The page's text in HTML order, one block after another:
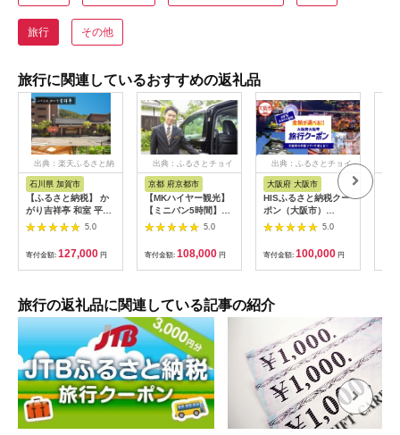
旅行 その他
旅行に関連しているおすすめの返礼品
出典：楽天ふるさと納
石川県 加賀市
【ふるさと納税】 か
がり吉祥亭 和室 平日
限定 ペア宿泊券 1泊2
食付 2名 ペア 食事付
温泉 宿泊券 旅行 トラ
ベル 宿泊 宿泊施設 宿
レジャー F6P-0991
5.0
寄付金額: 127,000 円
出典：ふるさとチョイ
京都 府京都市
【MKハイヤー観光】
【ミニバン5時間】ド
ライバーとめぐるとっ
ておきの京都観光（3
／21-6／20・10／1-
11／30）
5.0
寄付金額: 108,000 円
出典：ふるさとチョイ
大阪府 大阪市
HISふるさと納税クー
ポン（大阪市）
30,000円分_OS039-
5.0
寄付金額: 100,000 円
旅行の返礼品に関連している記事の紹介